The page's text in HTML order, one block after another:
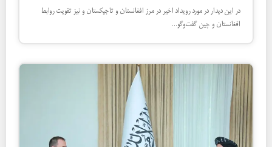
در این دیدار در مورد رویداد اخیر در مرز افغانستان و تاجیکستان و نیز تقویت روابط
افغانستان و چین گفت‌وگو...